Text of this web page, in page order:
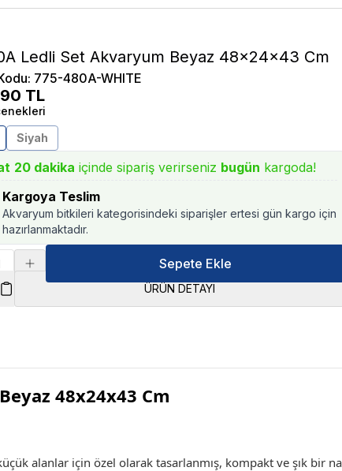
Ledli Set Akvaryum Beyaz 48x24x43 Cm
: 775-480A-WHITE
TL
Siyah
20 dakika içinde sipariş verirseniz bugün kargoda!
Kargoya Teslim
Akvaryum bitkileri kategorisindeki siparişler ertesi gün kargo için
hazırlanmaktadır.
Sepete Ekle
ÜRÜN DETAYI
48x24x43 Cm
alanlar için özel olarak tasarlanmış, kompakt ve şık bir